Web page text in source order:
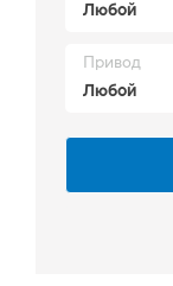
Любой
Привод
Любой